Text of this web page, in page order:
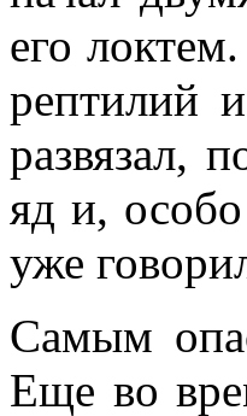
его
рептилий
развязал,
яд и,
уже
Самым
Еще во